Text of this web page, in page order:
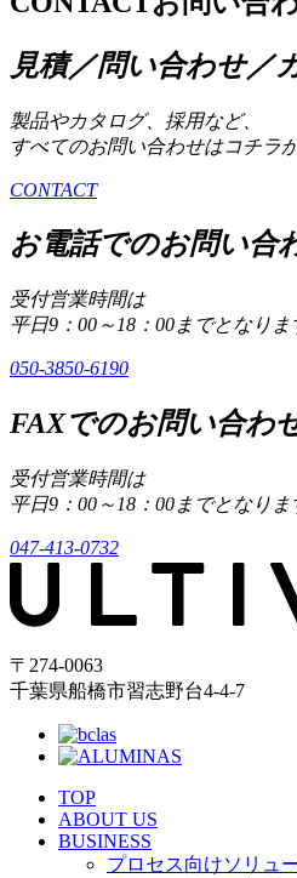
見積／問い合わせ／
製品やカタログ、採用など、
すべてのお問い合わせはコチラか
CONTACT
お電話でのお問い合
受付営業時間は
平日9：00～18：00までとなりま
050-3850-6190
FAXでのお問い合わ
受付営業時間は
平日9：00～18：00までとなりま
047-413-0732
〒274-0063
千葉県船橋市習志野台4-4-7
TOP
ABOUT US
BUSINESS
プロセス向けソリュ